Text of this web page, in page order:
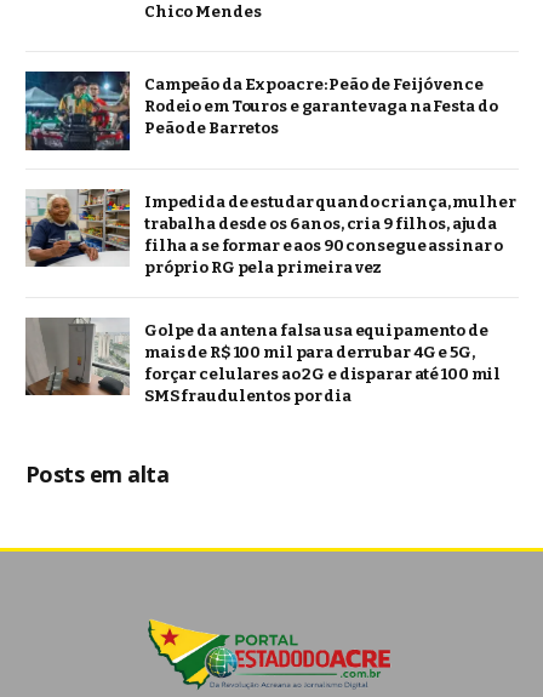
Chico Mendes
Campeão da Expoacre: Peão de Feijó vence
Rodeio em Touros e garante vaga na Festa do
Peão de Barretos
Impedida de estudar quando criança, mulher
trabalha desde os 6 anos, cria 9 filhos, ajuda
filha a se formar e aos 90 consegue assinar o
próprio RG pela primeira vez
Golpe da antena falsa usa equipamento de
mais de R$ 100 mil para derrubar 4G e 5G,
forçar celulares ao 2G e disparar até 100 mil
SMS fraudulentos por dia
Posts em alta